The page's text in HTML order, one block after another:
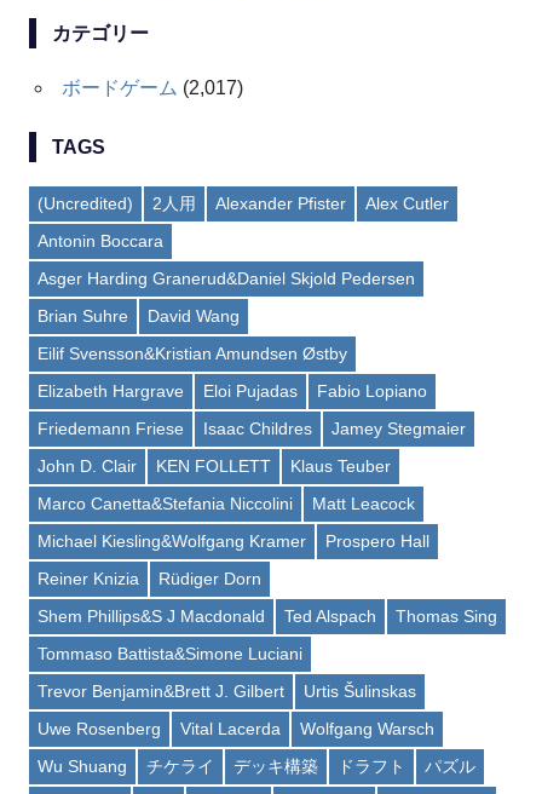
カテゴリー
ボードゲーム (2,017)
TAGS
(Uncredited) 2人用 Alexander Pfister
Alex Cutler
Antonin Boccara
Asger Harding Granerud&Daniel Skjold Pedersen
Brian Suhre
David Wang
Eilif Svensson&Kristian Amundsen Østby
Elizabeth Hargrave
Eloi Pujadas
Fabio Lopiano
Friedemann Friese
Isaac Childres
Jamey Stegmaier
John D. Clair
KEN FOLLETT
Klaus Teuber
Marco Canetta&Stefania Niccolini
Matt Leacock
Michael Kiesling&Wolfgang Kramer
Prospero Hall
Reiner Knizia
Rüdiger Dorn
Shem Phillips&S J Macdonald
Ted Alspach
Thomas Sing
Tommaso Battista&Simone Luciani
Trevor Benjamin&Brett J. Gilbert
Urtis Šulinskas
Uwe Rosenberg
Vital Lacerda
Wolfgang Warsch
Wu Shuang
チケライ デッキ構築 ドラフト
パズル